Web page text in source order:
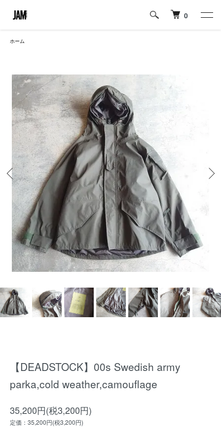
0
ホーム
【DEADSTOCK】00s Swedish army
parka,cold weather,camouflage
35,200円(税3,200円)
定価：35,200円(税3,200円)